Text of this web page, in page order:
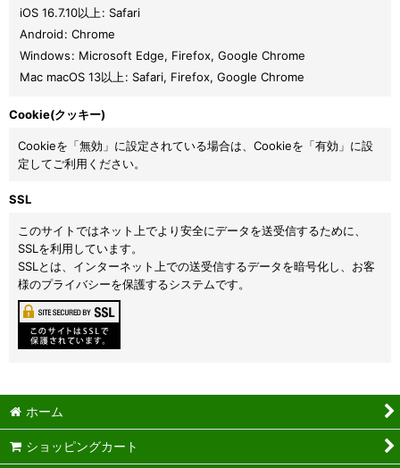
iOS 16.7.10以上: Safari
Android: Chrome
Windows: Microsoft Edge, Firefox, Google Chrome
Mac macOS 13以上: Safari, Firefox, Google Chrome
Cookie(クッキー)
Cookieを「無効」に設定されている場合は、Cookieを「有効」に設
定してご利用ください。
SSL
このサイトではネット上でより安全にデータを送受信するために、
SSLを利用しています。
SSLとは、インターネット上での送受信するデータを暗号化し、お客
様のプライバシーを保護するシステムです。
ホーム
ショッピングカート